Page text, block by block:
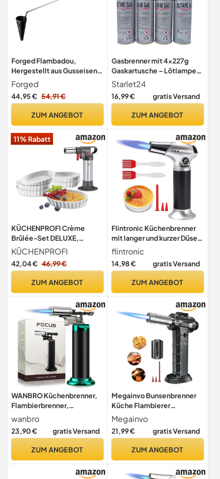
Forged Flambadou,
Hergestellt aus Gusseisen,
Heft aus Olivenholz
Forged
44,95 € 54,91 €
ZUM ANGEBOT
Gasbrenner mit 4x227g
Gaskartusche – Lötlampe
mit Piezozündung –
Flambierbrenner Butan
1300°C – Küchenbrenner
Campingbrenner
Bunsenbrenner
Flambiergerät
Starlet24
16,99 € gratis Versand
ZUM ANGEBOT
11% Rabatt
KÜCHENPROFI Crème
Brûlée-Set DELUXE,
Flambierbrenner, 6
Schälchen
KÜCHENPROFI
42,04 € 46,99 €
ZUM ANGEBOT
Flintronic Küchenbrenner
mit langer und kurzer Düse,
Fackel mit Bürste,
verstellbare Flamme,
Butan, Kochen,
Brulee, Grillen, Kochen,
flintronic
14,98 € gratis Versand
ZUM ANGEBOT
WANBRO Küchenbrenner,
Flambierbrenner,
leistungsstarke &
winddicht Jetflamme,
Butangas nachfüllbar Jet
Crème Brulée, Löten (Kein
wanbro
23,90 € gratis Versand
ZUM ANGEBOT
Megainvo Bunsenbrenner
Küche Flambierer
Küchenbrenner Creme
Brulee Brenner
Flambierbrenner
Flammenwerfer
Lötbrenner für
Megainvo
21,99 € gratis Versand
ZUM ANGEBOT